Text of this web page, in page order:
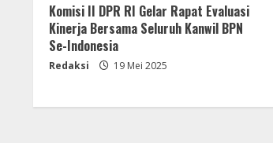
Komisi II DPR RI Gelar Rapat Evaluasi
Kinerja Bersama Seluruh Kanwil BPN
Se-Indonesia
Redaksi 19 Mei 2025